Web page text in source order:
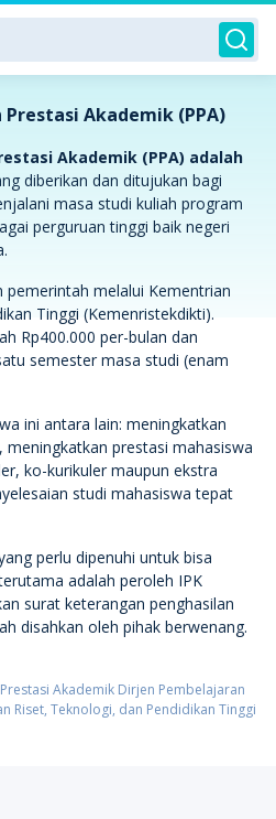
Akademik (PPA)
Akademik (PPA) adalah
diberikan dan ditujukan bagi
masa studi kuliah program
perguruan tinggi baik negeri
pemerintah melalui Kementrian
Tinggi (Kemenristekdikti).
Rp400.000 per-bulan dan
semester masa studi (enam
ini antara lain: meningkatkan
prestasi mahasiswa
ko-kurikuler maupun ekstra
studi mahasiswa tepat
perlu dipenuhi untuk bisa
adalah peroleh IPK
surat keterangan penghasilan
disahkan oleh pihak berwenang.
Akademik Dirjen Pembelajaran
Riset, Teknologi, dan Pendidikan Tinggi